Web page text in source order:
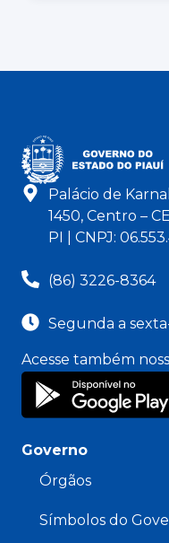
Palácio de
1450, Centro –
PI | CNPJ:
(86) 3226-8364
Segunda a
Acesse também
Governo
Órgãos
Símbolos do